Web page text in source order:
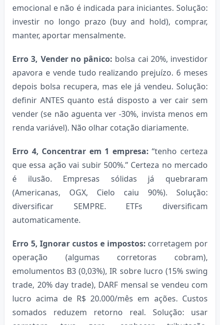
emocional e não é indicada para iniciantes. Solução:
investir no longo prazo (buy and hold), comprar,
manter, aportar mensalmente.
Erro 3, Vender no pânico: bolsa cai 20%, investidor
apavora e vende tudo realizando prejuízo. 6 meses
depois bolsa recupera, mas ele já vendeu. Solução:
definir ANTES quanto está disposto a ver cair sem
vender (se não aguenta ver -30%, invista menos em
renda variável). Não olhar cotação diariamente.
Erro 4, Concentrar em 1 empresa: “tenho certeza
que essa ação vai subir 500%.” Certeza no mercado
é ilusão. Empresas sólidas já quebraram
(Americanas, OGX, Cielo caiu 90%). Solução:
diversificar SEMPRE. ETFs diversificam
automaticamente.
Erro 5, Ignorar custos e impostos: corretagem por
operação (algumas corretoras cobram),
emolumentos B3 (0,03%), IR sobre lucro (15% swing
trade, 20% day trade), DARF mensal se vendeu com
lucro acima de R$ 20.000/mês em ações. Custos
somados reduzem retorno real. Solução: usar